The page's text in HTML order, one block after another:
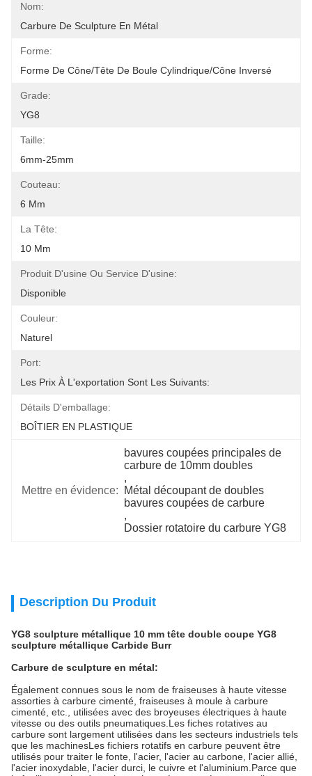
Nom:
Carbure De Sculpture En Métal
Forme:
Forme De Cône/tête De Boule Cylindrique/cône Inversé
Grade:
YG8
Taille:
6mm-25mm
Couteau:
6 Mm
La Tête:
10 Mm
Produit D'usine Ou Service D'usine:
Disponible
Couleur:
Naturel
Port:
Les Prix À L'exportation Sont Les Suivants:
Détails D'emballage:
BOÎTIER EN PLASTIQUE
Mettre en évidence:
bavures coupées principales de
carbure de 10mm doubles
,
Métal découpant de doubles
bavures coupées de carbure
,
Dossier rotatoire du carbure YG8
Description Du Produit
YG8 sculpture métallique 10 mm tête double coupe YG8
sculpture métallique Carbide Burr
Carbure de sculpture en métal:
Également connues sous le nom de fraiseuses à haute vitesse
assorties à carbure cimenté, fraiseuses à moule à carbure
cimenté, etc., utilisées avec des broyeuses électriques à haute
vitesse ou des outils pneumatiques.Les fiches rotatives au
carbure sont largement utilisées dans les secteurs industriels tels
que les machinesLes fichiers rotatifs en carbure peuvent être
utilisés pour traiter le fonte, l'acier, l'acier au carbone, l'acier allié,
l'acier inoxydable, l'acier durci, le cuivre et l'aluminium.Parce que